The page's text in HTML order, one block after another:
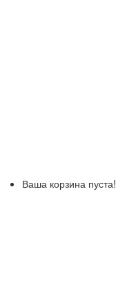
Ваша корзина пуста!